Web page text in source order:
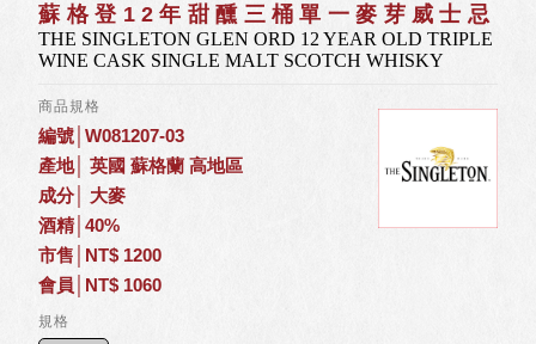
蘇格登12年甜醺三桶單一麥芽威士忌
THE SINGLETON GLEN ORD 12 YEAR OLD TRIPLE
WINE CASK SINGLE MALT SCOTCH WHISKY
商品規格
編號│W081207-03
產地│ 英國 蘇格蘭 高地區
成分│ 大麥
酒精│40%
市售│NT$ 1200
會員│NT$ 1060
規格